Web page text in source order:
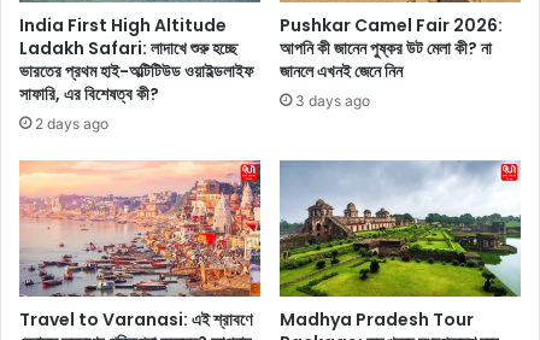
কা
র
স
ম
য়
মা
৬
০
দি
ন
থে
কে
স
,
তা
ৎ
প
,
শু
ভে
চ্ছা
এ
বং
বা
India First High Altitude
Ladakh Safari: লাদাখে শুরু হচ্ছে
ভারতের প্রথম হাই-অল্টিটিউড ওয়াইল্ডলাইফ
সাফারি, এর বিশেষত্ব কী?
2 days ago
Pushkar Camel Fair 2026:
আপনি কী জানেন পুষ্কর উট মেলা কী? না
জানলে এখনই জেনে নিন
3 days ago
Travel to Varanasi: এই শ্রাবণে
Madhya Pradesh Tour